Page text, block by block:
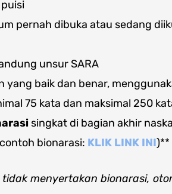
pernah dibuka atau sedang
unsur SARA
yang baik dan benar,
75 kata dan maksimal 250
singkat di bagian akhir
bionarasi: KLIK LINK INI)**
menyertakan bionarasi,